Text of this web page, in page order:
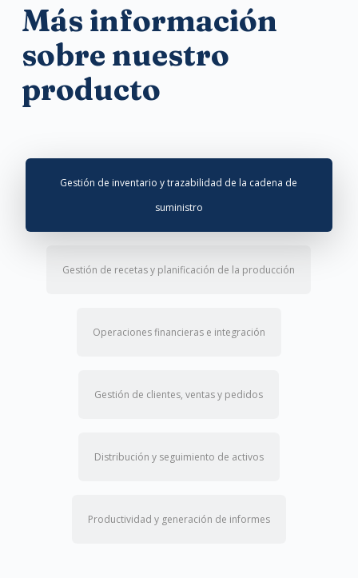
Más información
sobre nuestro
producto
Gestión de inventario y trazabilidad de la cadena de
suministro
Gestión de recetas y planificación de la producción
Operaciones financieras e integración
Gestión de clientes, ventas y pedidos
Distribución y seguimiento de activos
Productividad y generación de informes